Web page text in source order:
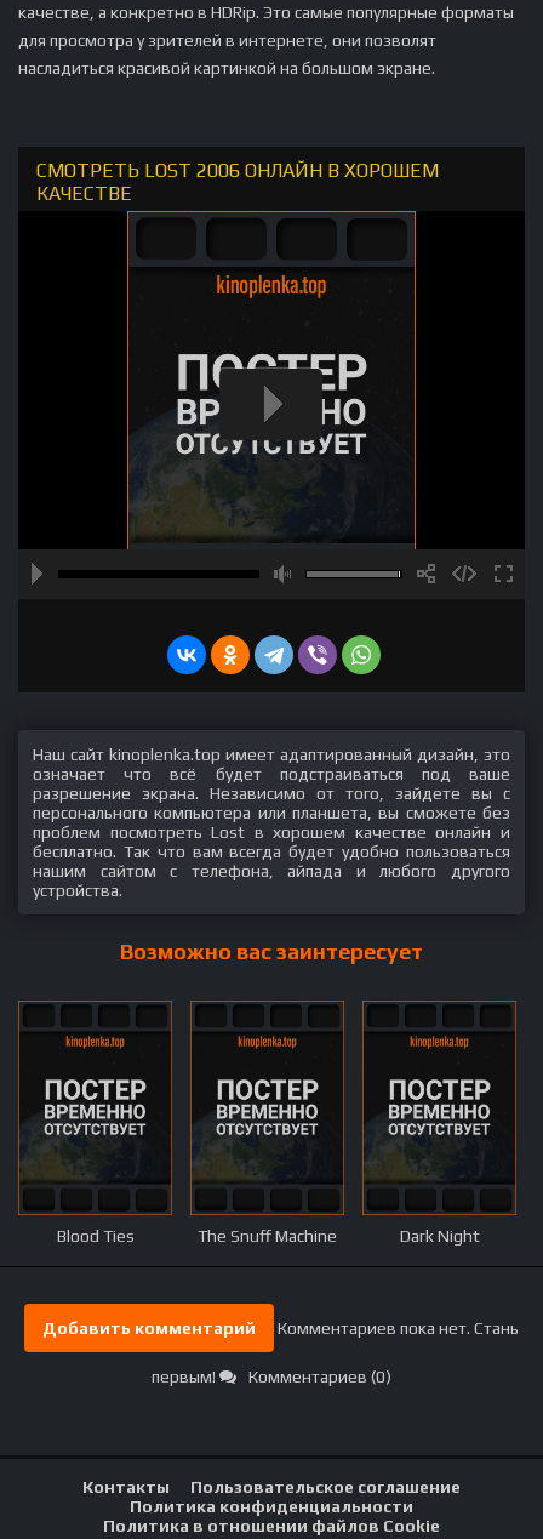
качестве, а конкретно в HDRip. Это самые популярные форматы
для просмотра у зрителей в интернете, они позволят
насладиться красивой картинкой на большом экране.
СМОТРЕТЬ LOST 2006 ОНЛАЙН В ХОРОШЕМ
КАЧЕСТВЕ
Наш сайт kinoplenka.top имеет адаптированный дизайн, это
означает что всё будет подстраиваться под ваше
разрешение экрана. Независимо от того, зайдете вы с
персонального компьютера или планшета, вы сможете без
проблем посмотреть Lost в хорошем качестве онлайн и
бесплатно. Так что вам всегда будет удобно пользоваться
нашим сайтом с телефона, айпада и любого другого
устройства.
Возможно вас заинтересует
Blood Ties The Snuff Machine Dark Night
Добавить комментарий Комментариев пока нет. Стань
первым! Комментариев (0)
Контакты
Пользовательское соглашение
Политика конфиденциальности
Политика в отношении файлов Cookie